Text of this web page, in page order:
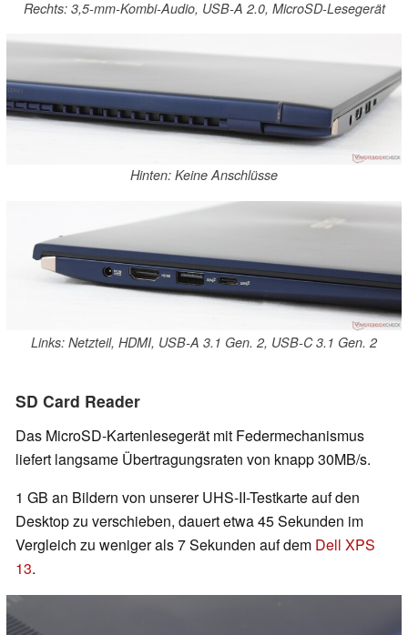
Rechts: 3,5-mm-Kombi-Audio, USB-A 2.0, MicroSD-Lesegerät
Hinten: Keine Anschlüsse
Links: Netzteil, HDMI, USB-A 3.1 Gen. 2, USB-C 3.1 Gen. 2
SD Card Reader
Das MicroSD-Kartenlesegerät mit Federmechanismus
liefert langsame Übertragungsraten von knapp 30MB/s.
1 GB an Bildern von unserer UHS-II-Testkarte auf den
Desktop zu verschieben, dauert etwa 45 Sekunden im
Vergleich zu weniger als 7 Sekunden auf dem Dell XPS
13.